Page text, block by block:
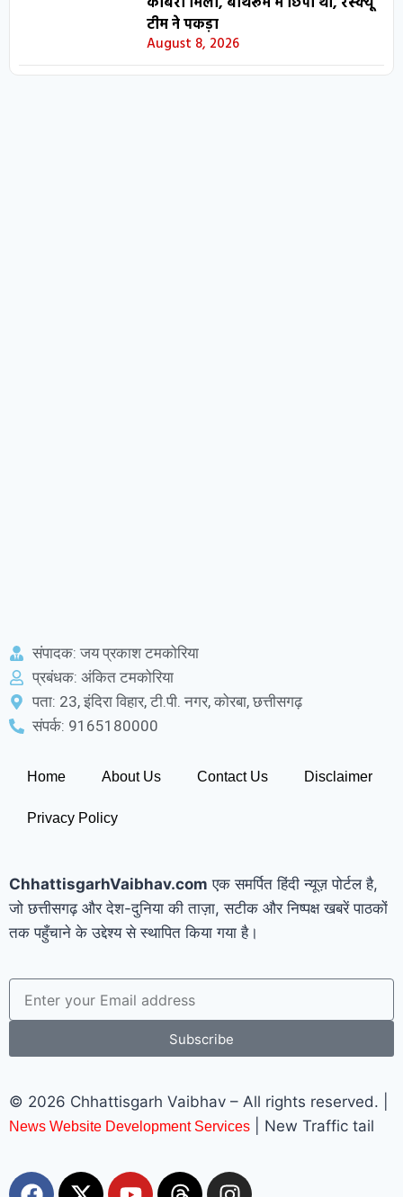
टीम ने पकड़ा
August 8, 2026
संपादक: जय प्रकाश टमकोरिया
प्रबंधक: अंकित टमकोरिया
पता: 23, इंदिरा विहार, टी.पी. नगर, कोरबा, छत्तीसगढ़
संपर्क: 9165180000
Home About Us Contact Us Disclaimer
Privacy Policy
ChhattisgarhVaibhav.com एक समर्पित हिंदी न्यूज़ पोर्टल है,
जो छत्तीसगढ़ और देश-दुनिया की ताज़ा, सटीक और निष्पक्ष खबरें पाठकों
तक पहुँचाने के उद्देश्य से स्थापित किया गया है।
Subscribe
© 2026 Chhattisgarh Vaibhav – All rights reserved. |
News Website Development Services | New Traffic tail